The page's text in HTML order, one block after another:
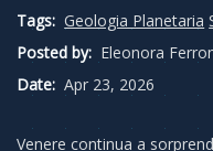
Tags: Geologia Planetaria
Posted by: Eleonora
Date: Apr 23, 2026
Venere continua a